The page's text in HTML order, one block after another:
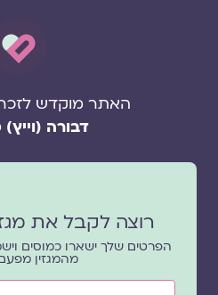
האתר מוקדש
דבורה (וייץ)
רוצה לקבל את
הפרטים שלך ישארו כמוסים
מהמגזין
שם